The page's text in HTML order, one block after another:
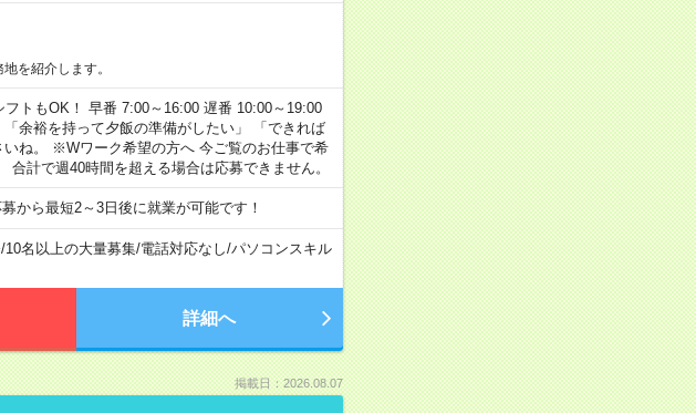
を紹介します。
トもOK！ 早番 7:00～16:00 遅番 10:00～19:00
余裕を持って夕飯の準備がしたい」 「できれば
ね。 ※Wワーク希望の方へ 今ご覧のお仕事で希
計で週40時間を超える場合は応募できません。
から最短2～3日後に就業が可能です！
/10名以上の大量募集/電話対応なし/パソコンスキル
詳細へ
掲載日：2026.08.07